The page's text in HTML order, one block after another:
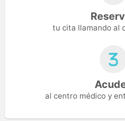
tu cita llamando al
al centro médico y